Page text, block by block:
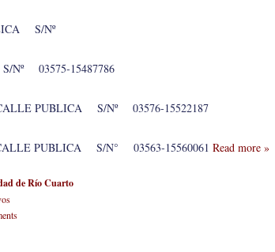
S/Nº
Nº 03575-15487786
PUBLICA S/Nº 03576-15522187
PUBLICA S/N° 03563-15560061 Read more »
de Río Cuarto